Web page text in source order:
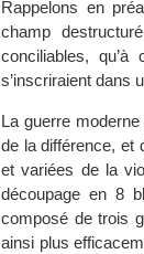
Rappelons en
champ
conciliables,
s’inscriraient dans
La guerre
de la différence, et
et variées de la
découpage en 8
composé de trois
ainsi plus